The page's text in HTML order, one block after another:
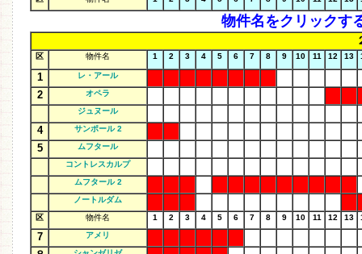
物件名をクリックす
区 物件名 1 2 3 4 5 6 7 8 9 10 11 12 13
1 レ・アール
2
オペラ
ジュヌール
4 サンポール 2
5
ムフタール
コントレスカルプ
ムフタール 2
ノートルダム
区
物件名 1 2 3 4 5 6 7 8 9 10 11 12 13
7 アメリ